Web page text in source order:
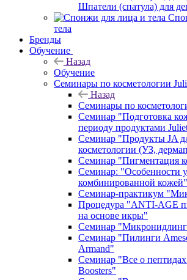
Шпатели (спатула) для
тела
Бренды
Обучение
Назад
Обучение
Семинары по косметологии
Назад
Семинары по
Семинар "Подготовка
периоду продуктами
Семинар "Продукты JA
косметологии (УЗ,
Семинар "Пигментация
Семинар: "Особенности
комбинированной кожей"
Семинар-практикум
Процедура "ANTI-AGE
на основе икры"
Семинар
Семинар "Пилинги
Armand"
Семинар "Все о
Boosters"